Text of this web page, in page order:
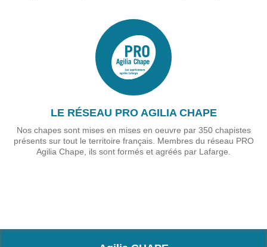
LE RÉSEAU PRO AGILIA CHAPE
Nos chapes sont mises en mises en oeuvre par 350 chapistes
présents sur tout le territoire français. Membres du réseau PRO
Agilia Chape, ils sont formés et agréés par Lafarge.